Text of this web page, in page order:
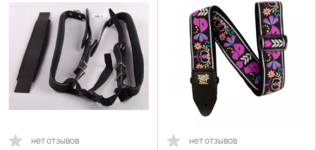
нет отзывов нет отзывов